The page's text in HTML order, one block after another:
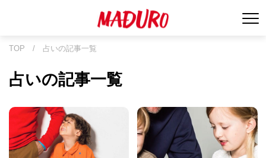
TOP / 占いの記事一覧
占いの記事一覧